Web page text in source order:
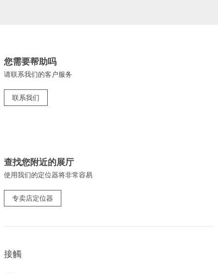
您需要帮助吗
请联系我们的客户服务
联系我们
查找您附近的展厅
使用我们的定位器将非常容易
专卖店定位器
接觸